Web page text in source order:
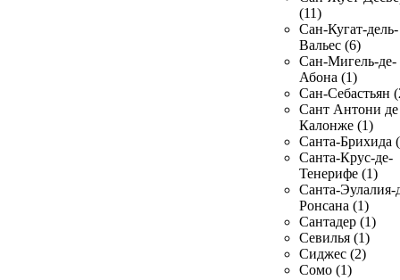
(11)
Сан-Кугат-дель-
Вальес (6)
Сан-Мигель-де-
Абона (1)
Сан-Себастьян
Сант Антони де
Калонже (1)
Санта-Брихида
Санта-Крус-де-
Тенерифе (1)
Санта-Эулалия-
Ронсана (1)
Сантадер (1)
Севилья (1)
Сиджес (2)
Сомо (1)